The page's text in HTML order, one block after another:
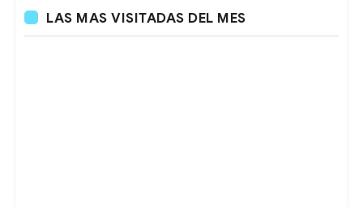
LAS MAS VISITADAS DEL MES